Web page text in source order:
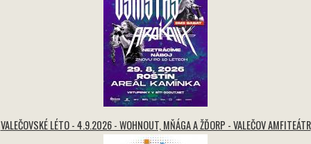
VALEČOVSKÉ LÉTO - 4.9.2026 - WOHNOUT, MŇÁGA A ŽĎORP - VALEČOV AMFITEÁTR